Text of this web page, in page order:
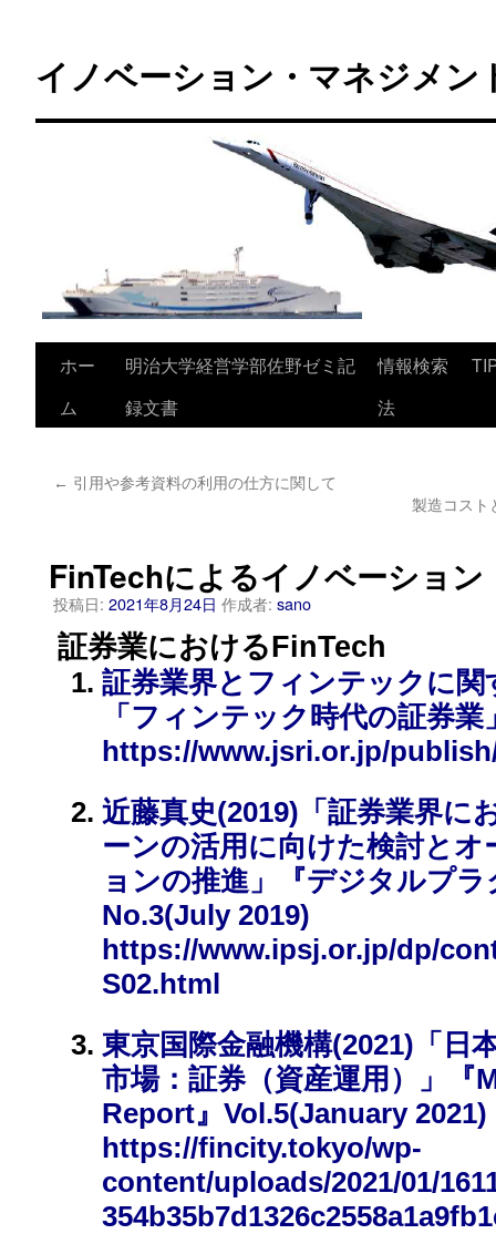
テ
イノベーション・マネジメン
ホー
ム
明治大学経営学部佐野ゼミ記
録文書
情報検索
法
← 引用や参考資料の利用の仕方に関して
製造コスト
FinTechによるイノベーション
投稿日: 2021年8月24日 作成者: sano
証券業におけるFinTech
証券業界とフィンテックに関
「フィンテック時代の証券
https://www.jsri.or.jp/
近藤真史(2019)「証券業界に
ーンの活用に向けた検討と
ョンの推進」『デジタルプ
No.3(July 2019)
https://www.ipsj.or.jp/dp/
S02.html
東京国際金融機構(2021)「日
市場：証券（資産運用）」『
Report』Vol.5(January 2021)
https://fincity.tokyo/wp-
content/uploads/2021/01/